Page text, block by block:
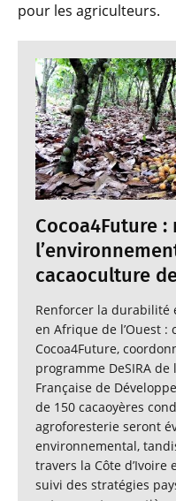
pour les agriculteurs.
Cocoa4Future
cacaoculture
Renforcer la durabilité
en Afrique de l’Ouest :
Cocoa4Future,
programme DeSIRA
Française de
de 150 cacaoyères
agroforesterie seront
environnemental,
travers la Côte d’Ivoire
suivi des stratégies